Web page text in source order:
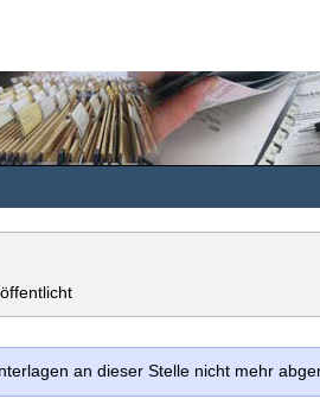
an dieser Stelle nicht mehr